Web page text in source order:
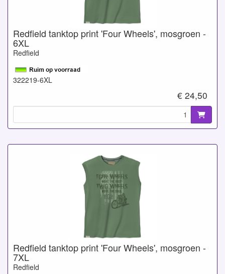
Redfield tanktop print 'Four Wheels', mosgroen -
6XL
Redfield
322219-6XL
€ 24,50
Redfield tanktop print 'Four Wheels', mosgroen -
7XL
Redfield